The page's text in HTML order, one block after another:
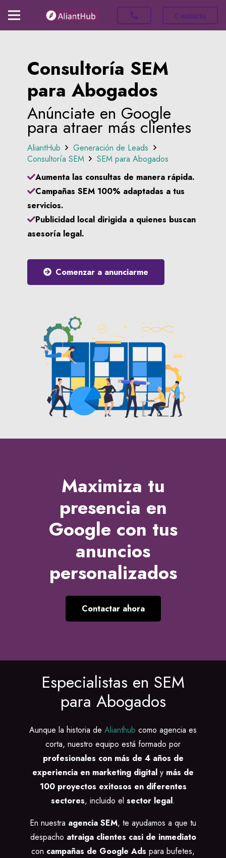
Consultoría SEM
para Abogados
Anúnciate en Google
para atraer más clientes
AliantHub
Generación de Leads
Consultoría SEM
SEM para Abogados
Aumenta las consultas de manera rápida.
Campañas SEM 100% adaptadas a tus
servicios.
Publicidad local dirigida a quienes buscan
asesoría legal.
Comenzar a anunciarme
Maximiza tu
presencia en
Google con tus
anuncios
personalizados
Contactar ahora
Especialistas en SEM
para Abogados
Aunque la historia de Alianthub como agencia es
corta, nuestro equipo está formado por
profesionales con más de 4 años de
experiencia en marketing digital y más de
100 proyectos exitosos en diferentes
sectores, incluido el sector legal.
En nuestra agencia SEM, te ayudamos a que tu
despacho atraiga clientes casi de inmediato
con campañas de Google Ads para bufetes,